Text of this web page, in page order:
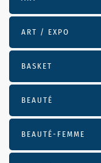
ART / EXPO
BASKET
BEAUTÉ
BEAUTÉ-FEMME